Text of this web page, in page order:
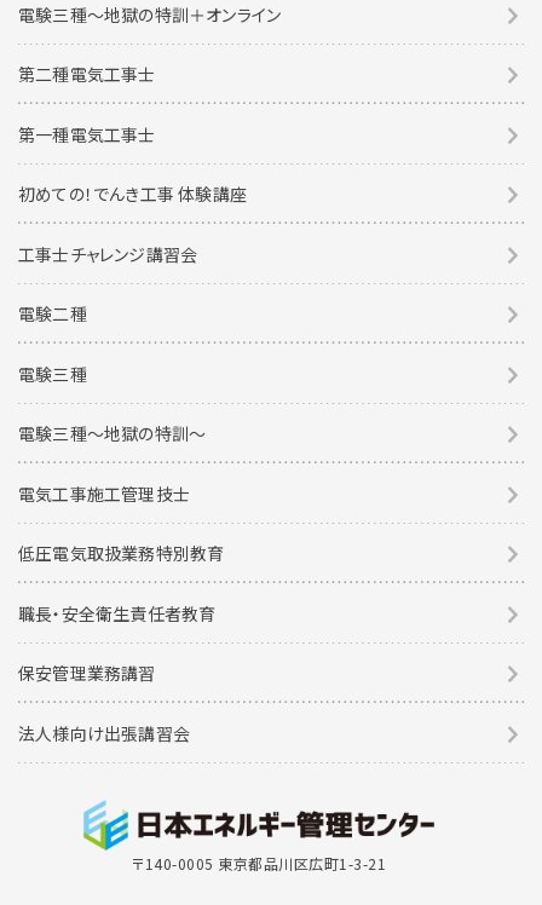
電験三種～地獄の特訓＋オンライン
第二種電気工事士
第一種電気工事士
初めての！でんき工事 体験講座
工事士チャレンジ講習会
電験二種
電験三種
電験三種〜地獄の特訓〜
電気工事施工管理技士
低圧電気取扱業務特別教育
職長・安全衛生責任者教育
保安管理業務講習
法人様向け出張講習会
〒140-0005 東京都品川区広町1-3-21